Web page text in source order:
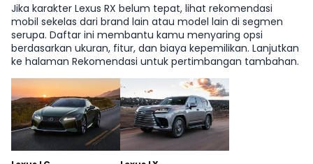
Jika karakter Lexus RX belum tepat, lihat rekomendasi
mobil sekelas dari brand lain atau model lain di segmen
serupa. Daftar ini membantu kamu menyaring opsi
berdasarkan ukuran, fitur, dan biaya kepemilikan. Lanjutkan
ke halaman Rekomendasi untuk pertimbangan tambahan.